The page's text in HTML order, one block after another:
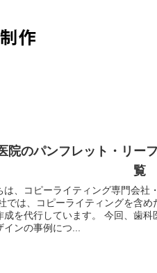
院のパンフレット・リー
覧
は、コピーライティング専門会社
います。 今回、歯科医院さんからご依頼いただいて作成
インの事例につ...